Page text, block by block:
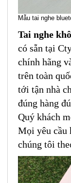
Mẫu tai nghe
Tai nghe
có sẵn tại
chính hãng
trên toàn
tới tận nhà
đúng hàng
Quý khách
Mọi yêu cầu
chúng tôi